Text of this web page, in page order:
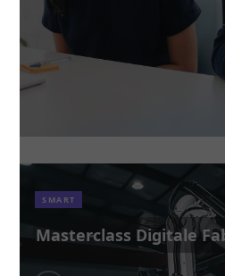
SMART
Masterclass Digitale